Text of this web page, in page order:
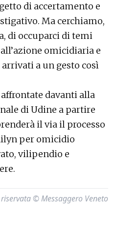
di accertamento e
Ma cerchiamo,
di occuparci di temi
omicidiaria e
a un gesto così
davanti alla
di Udine a partire
il via il processo
per omicidio
vilipendio e
© Messaggero Veneto